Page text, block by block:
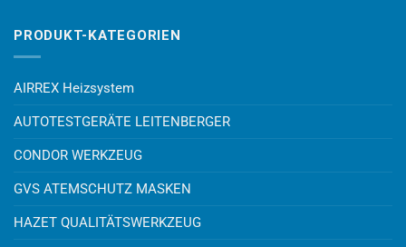
PRODUKT-KATEGORIEN
AIRREX Heizsystem
AUTOTESTGERÄTE LEITENBERGER
CONDOR WERKZEUG
GVS ATEMSCHUTZ MASKEN
HAZET QUALITÄTSWERKZEUG